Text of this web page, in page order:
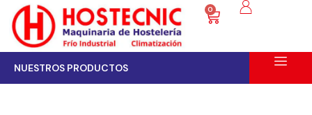
0
NUESTROS PRODUCTOS